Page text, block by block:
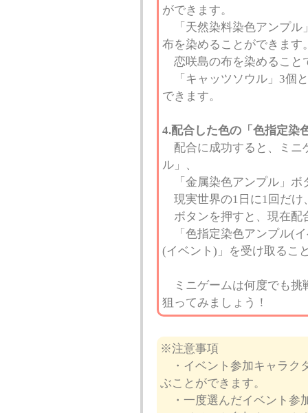
ができます。
「天然染料染色アンプル
布を染めることができます
恋咲島の布を染めること
「キャッツソウル」3個
できます。
4.配合した色の「色指定染
配合に成功すると、ミニ
ル」、
「金属染色アンプル」ボ
現実世界の1日に1回だけ
ボタンを押すと、現在配
「色指定染色アンプル(
(イベント)」を受け取るこ
ミニゲームは何度でも挑
狙ってみましょう！
※注意事項
・イベント参加キャラク
ぶことができます。
・一度選んだイベント参